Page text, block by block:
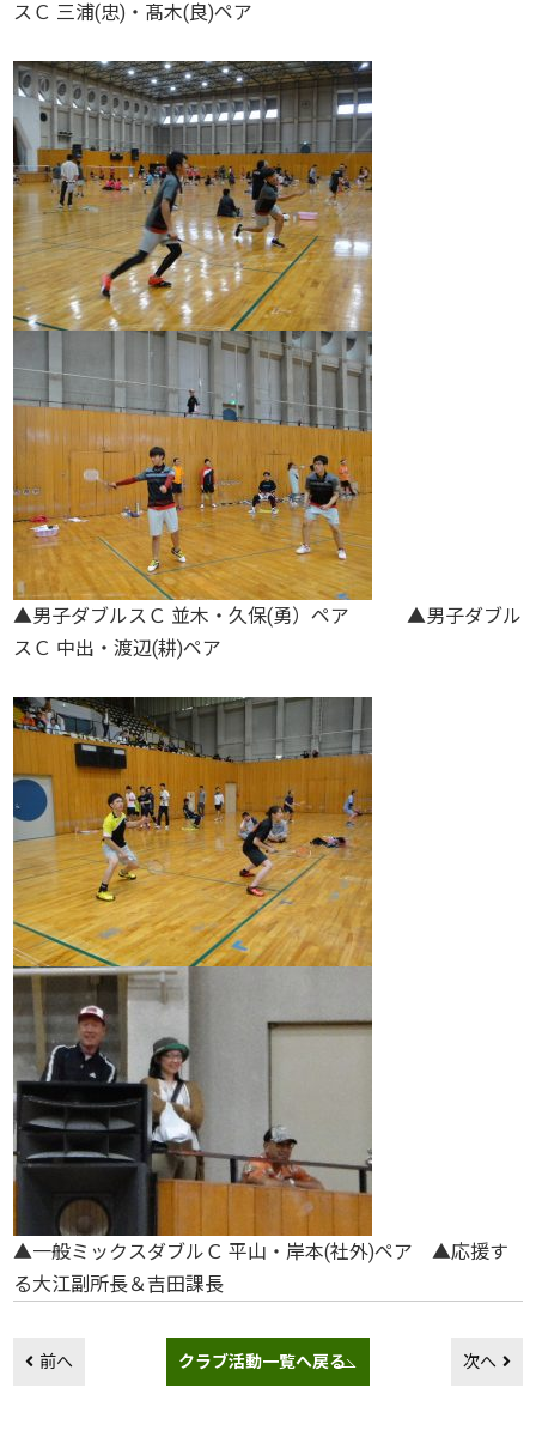
スＣ 三浦(忠)・髙木(良)ペア
▲男子ダブルスＣ 並木・久保(勇）ペア ▲男子ダブル
スＣ 中出・渡辺(耕)ペア
▲一般ミックスダブルＣ 平山・岸本(社外)ペア ▲応援す
る大江副所長＆吉田課長
前へ クラブ活動一覧へ戻る 次へ